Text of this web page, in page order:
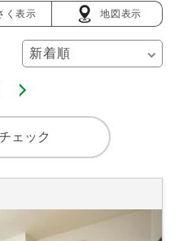
く表示 地図表示
ェック